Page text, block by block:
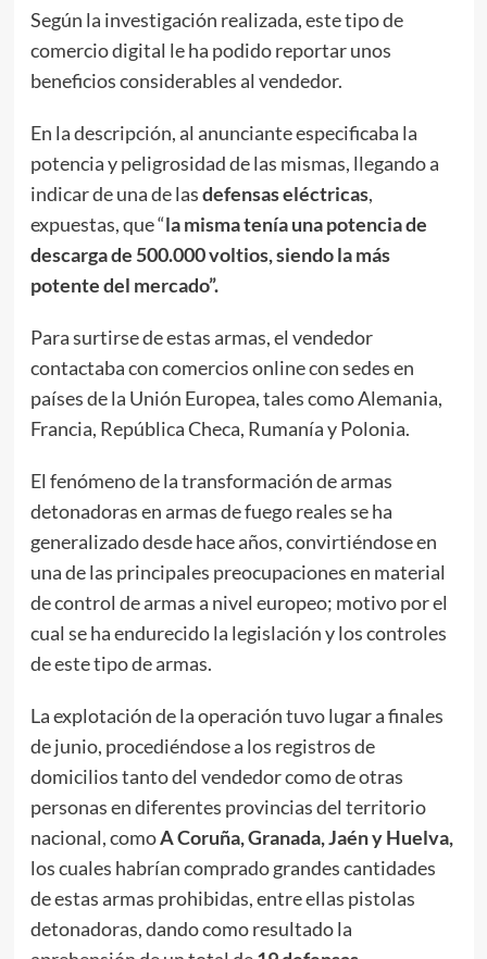
Según la investigación realizada, este tipo de
comercio digital le ha podido reportar unos
beneficios considerables al vendedor.
En la descripción, al anunciante especificaba la
potencia y peligrosidad de las mismas, llegando a
indicar de una de lasdefensas eléctricas,
expuestas, que “la misma tenía una potencia de
descarga de 500.000 voltios, siendo la más
potente del mercado”.
Para surtirse de estas armas, el vendedor
contactaba con comercios online con sedes en
países de la Unión Europea, tales como Alemania,
Francia, República Checa, Rumanía y Polonia.
El fenómeno de la transformación de armas
detonadoras en armas de fuego reales se ha
generalizado desde hace años, convirtiéndose en
una de las principales preocupaciones en material
de control de armas a nivel europeo; motivo por el
cual se ha endurecido la legislación y los controles
de este tipo de armas.
La explotación de la operación tuvo lugar a finales
de junio, procediéndose a los registros de
domicilios tanto del vendedor como de otras
personas en diferentes provincias del territorio
nacional, comoA Coruña, Granada, Jaén y Huelva,
los cuales habrían comprado grandes cantidades
de estas armas prohibidas, entre ellas pistolas
detonadoras, dando como resultado la